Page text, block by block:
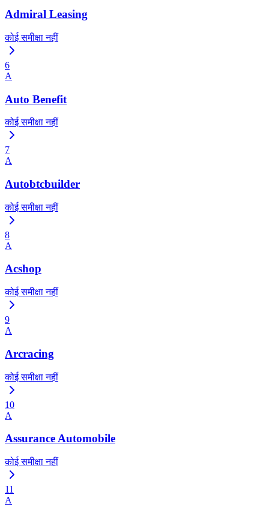
Admiral Leasing
कोई समीक्षा नहीं
6
A
Auto Benefit
कोई समीक्षा नहीं
7
A
Autobtcbuilder
कोई समीक्षा नहीं
8
A
Acshop
कोई समीक्षा नहीं
9
A
Arcracing
कोई समीक्षा नहीं
10
A
Assurance Automobile
कोई समीक्षा नहीं
11
A